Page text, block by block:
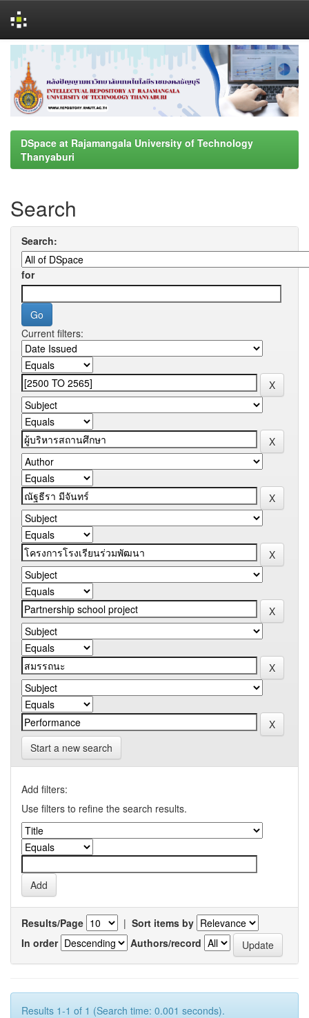
navigation
DSpace at Rajamangala University of Technology
Thanyaburi
Search
Search:
for
Current filters:
Start a new search
Add filters:
Use filters to refine the search results.
Results/Page | Sort items by
In order
Authors/record
Results 1-1 of 1 (Search time: 0.001 seconds).